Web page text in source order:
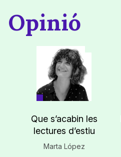
Opinió
Que s’acabin les
lectures d’estiu
Marta López